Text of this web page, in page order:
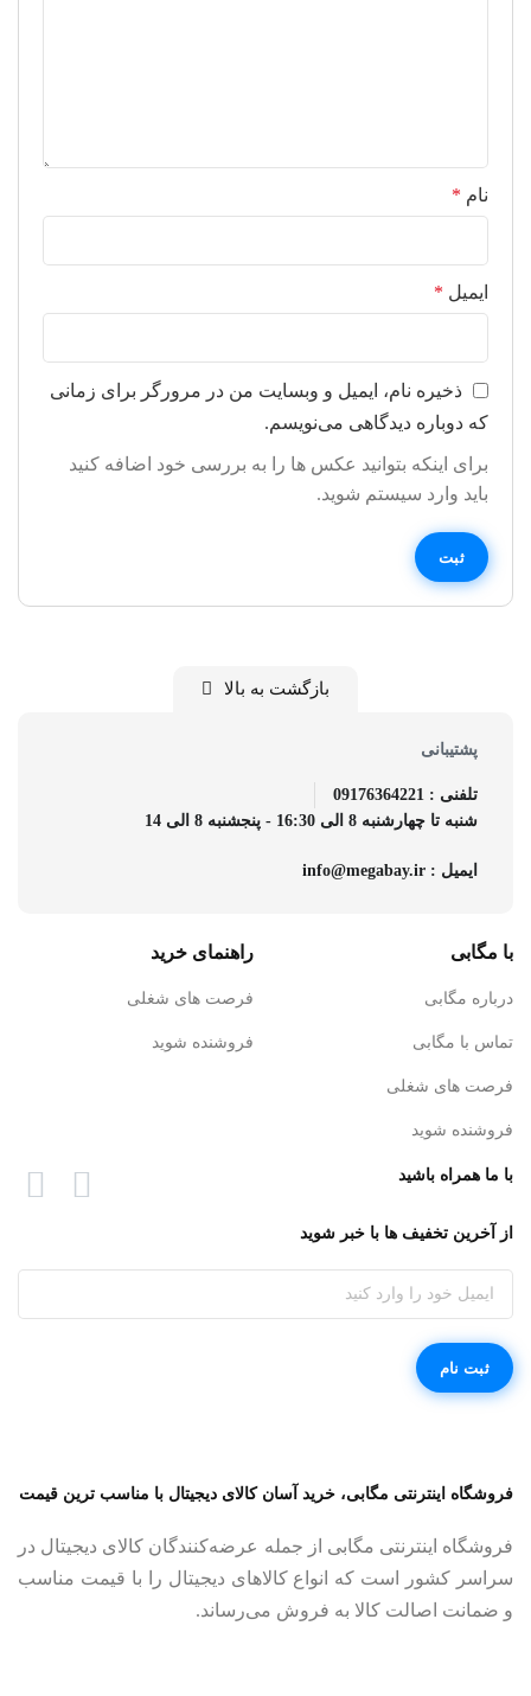
نام *
ایمیل *
ذخیره نام، ایمیل و وبسایت من در مرورگر برای زمانی
که دوباره دیدگاهی می‌نویسم.
برای اینکه بتوانید عکس ها را به بررسی خود اضافه کنید
باید وارد سیستم شوید.
بازگشت به بالا
پشتیبانی
تلفنی : 09176364221
شنبه تا چهارشنبه 8 الی 16:30 - پنجشنبه 8 الی 14
ایمیل : info@megabay.ir
با مگابی
درباره مگابی
تماس با مگابی
فرصت های شغلی
فروشنده شوید
راهنمای خرید
فرصت های شغلی
فروشنده شوید
با ما همراه باشید
از آخرین تخفیف ها با خبر شوید
فروشگاه اینترنتی مگابی، خرید آسان کالای دیجیتال با مناسب ترین قیمت
فروشگاه اینترنتی مگابی از جمله عرضه‌کنندگان کالای دیجیتال در
سراسر کشور است که انواع کالاهای دیجیتال را با قیمت مناسب
و ضمانت اصالت کالا به فروش می‌رساند.